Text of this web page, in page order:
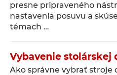
presne pripraveného
nastavenia posuvu a
témach …
Vybavenie stolárskej
Ako správne vybrať stroje